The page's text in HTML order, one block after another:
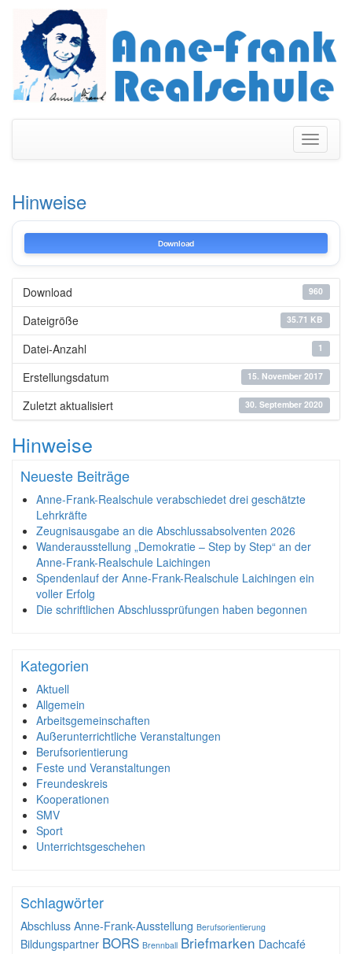
Hinweise
Download
Download 960
Dateigröße 35.71 KB
Datei-Anzahl 1
Erstellungsdatum 15. November 2017
Zuletzt aktualisiert 30. September 2020
Hinweise
Neueste Beiträge
Anne-Frank-Realschule verabschiedet drei geschätzte
Lehrkräfte
Zeugnisausgabe an die Abschlussabsolventen 2026
Wanderausstellung „Demokratie – Step by Step“ an der
Anne-Frank-Realschule Laichingen
Spendenlauf der Anne-Frank-Realschule Laichingen ein
voller Erfolg
Die schriftlichen Abschlussprüfungen haben begonnen
Kategorien
Aktuell
Allgemein
Arbeitsgemeinschaften
Außerunterrichtliche Veranstaltungen
Berufsorientierung
Feste und Veranstaltungen
Freundeskreis
Kooperationen
SMV
Sport
Unterrichtsgeschehen
Schlagwörter
Abschluss Anne-Frank-Ausstellung Berufsorientierung
Bildungspartner BORS Brennball Briefmarken Dachcafé